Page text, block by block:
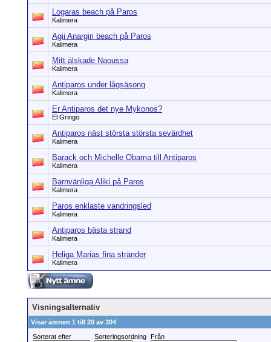
Logaras beach på Paros
Kalimera
Agii Anargiri beach på Paros
Kalimera
Mitt älskade Naoussa
Kalimera
Antiparos under lågsäsong
Kalimera
Er Antiparos det nye Mykonos?
El Gringo
Antiparos näst största största sevärdhet
Kalimera
Barack och Michelle Obama till Antiparos
Kalimera
Barnvänliga Aliki på Paros
Kalimera
Paros enklaste vandringsled
Kalimera
Antiparos bästa strand
Kalimera
Heliga Marias fina stränder
Kalimera
Visningsalternativ
Visar ämnen 1 till 20 av 304
Sorterat efter
Sorteringsordning Från